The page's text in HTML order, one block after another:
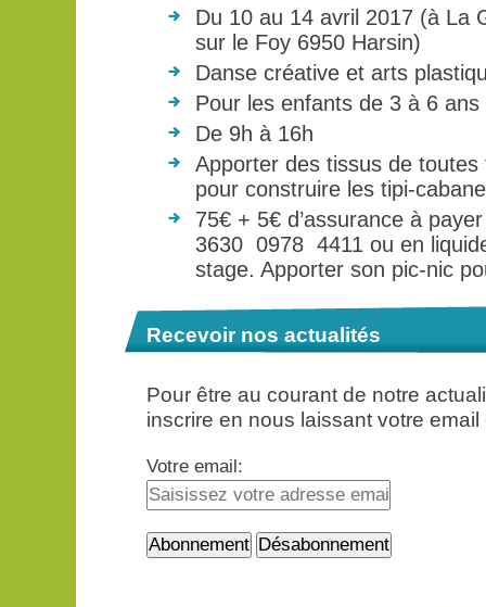
Du 10 au 14 avril 2017 (à La
sur le Foy 6950 Harsin)
Danse créative et arts
Pour les enfants de 3 à 6 ans
De 9h à 16h
Apporter des tissus de
pour construire les tipi-cabane
75€ + 5€ d’assurance à
3630 0978 4411 ou en
stage. Apporter son pic-nic
Recevoir nos actualités
Pour être au courant de notre
inscrire en nous laissant votre
Votre email: